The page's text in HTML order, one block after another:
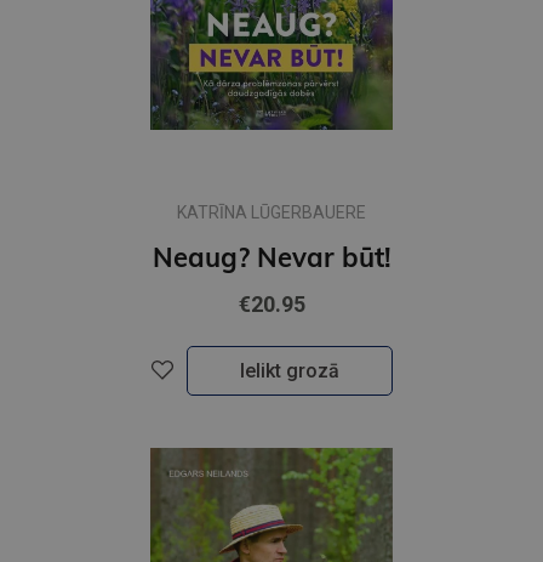
KATRĪNA LŪGERBAUERE
Neaug? Nevar būt!
€20.95
Ielikt grozā